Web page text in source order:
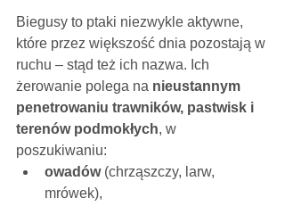
Biegusy to ptaki niezwykle aktywne,
które przez większość dnia pozostają w
ruchu – stąd też ich nazwa. Ich
żerowanie polega na nieustannym
penetrowaniu trawników, pastwisk i
terenów podmokłych, w
poszukiwaniu:
owadów (chrząszczy, larw,
mrówek),